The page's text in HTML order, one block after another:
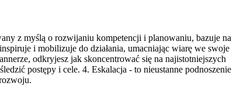
z myślą o rozwijaniu kompetencji i planowaniu, bazuje na
i mobilizuje do działania, umacniając wiarę we swoje
odkryjesz jak skoncentrować się na najistotniejszych
postępy i cele. 4. Eskalacja - to nieustanne podnoszenie